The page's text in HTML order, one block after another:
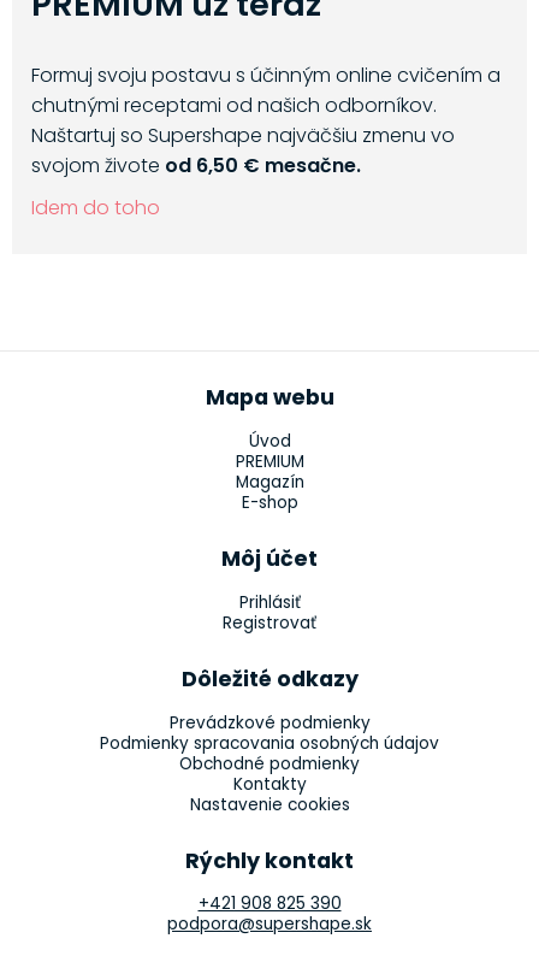
Formuj svoju postavu s účinným online cvičením a
chutnými receptami od našich odborníkov.
Naštartuj so Supershape najväčšiu zmenu vo
svojom živote od 6,50 € mesačne.
Idem do toho
Mapa webu
Úvod
PREMIUM
Magazín
E-shop
Môj účet
Prihlásiť
Registrovať
Dôležité odkazy
Prevádzkové podmienky
Podmienky spracovania osobných údajov
Obchodné podmienky
Kontakty
Nastavenie cookies
Rýchly kontakt
+421 908 825 390
podpora@supershape.sk